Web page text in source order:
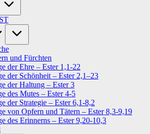
und Fürchten
der Ehre – Ester 1,1-22
der Schönheit – Ester 2,1–23
der Haltung – Ester 3
des Mutes – Ester 4-5
der Strategie – Ester 6,1-8,2
von Opfern und Tätern – Ester 8,3-9,19
des Erinnerns – Ester 9,20-10,3